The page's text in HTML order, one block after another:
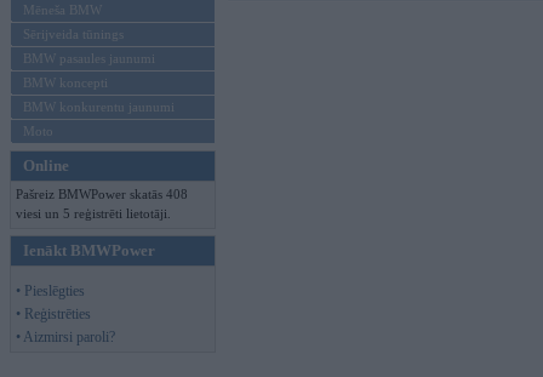
Mēneša BMW
Sērijveida tūnings
BMW pasaules jaunumi
BMW koncepti
BMW konkurentu jaunumi
Moto
Online
Pašreiz BMWPower skatās 408
viesi un 5 reģistrēti lietotāji.
Ienākt BMWPower
• Pieslēgties
• Reģistrēties
• Aizmirsi paroli?